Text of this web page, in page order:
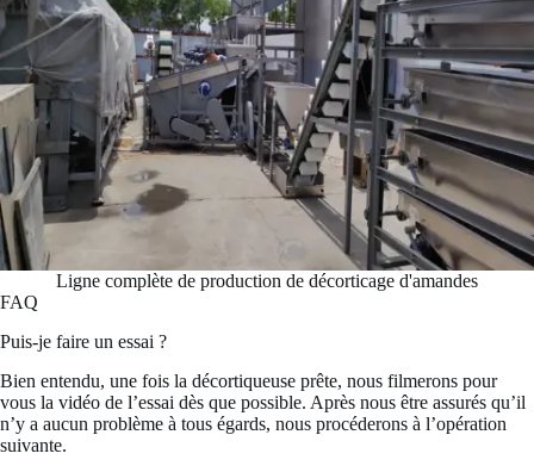
Ligne complète de production de décorticage d'amandes
FAQ
Puis-je faire un essai ?
Bien entendu, une fois la décortiqueuse prête, nous filmerons pour
vous la vidéo de l’essai dès que possible. Après nous être assurés qu’il
n’y a aucun problème à tous égards, nous procéderons à l’opération
suivante.